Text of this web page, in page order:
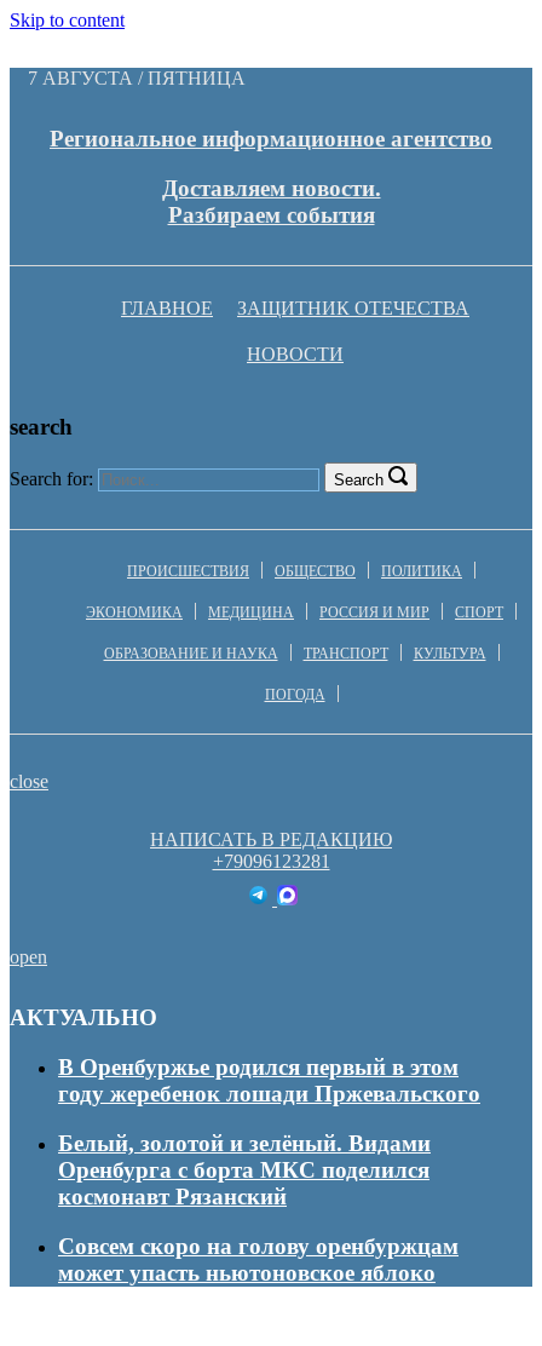
Skip to content
7 АВГУСТА / ПЯТНИЦА
Региональное информационное агентство
Доставляем новости.
Разбираем события
ГЛАВНОЕ ЗАЩИТНИК ОТЕЧЕСТВА
НОВОСТИ
search
Search for: Search
ПРОИСШЕСТВИЯ ОБЩЕСТВО ПОЛИТИКА
ЭКОНОМИКА МЕДИЦИНА РОССИЯ И МИР СПОРТ
ОБРАЗОВАНИЕ И НАУКА ТРАНСПОРТ КУЛЬТУРА
ПОГОДА
close
НАПИСАТЬ В РЕДАКЦИЮ
+79096123281
open
АКТУАЛЬНО
В Оренбуржье родился первый в этом
году жеребенок лошади Пржевальского
Белый, золотой и зелёный. Видами
Оренбурга с борта МКС поделился
космонавт Рязанский
Совсем скоро на голову оренбуржцам
может упасть ньютоновское яблоко